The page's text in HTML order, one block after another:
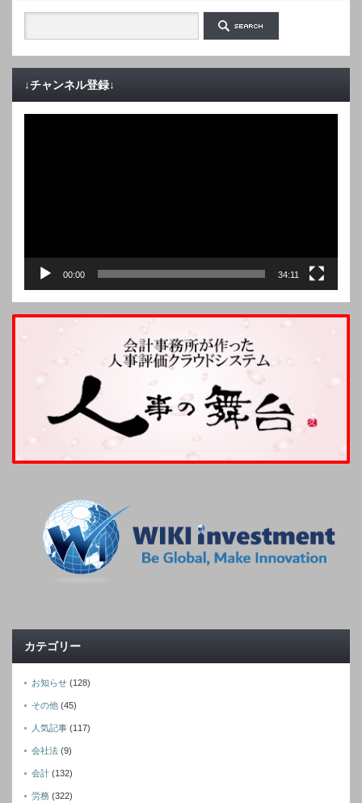
↓チャンネル登録↓
00:00 34:11
カテゴリー
お知らせ (128)
その他 (45)
人気記事 (117)
会社法 (9)
会計 (132)
労務 (322)